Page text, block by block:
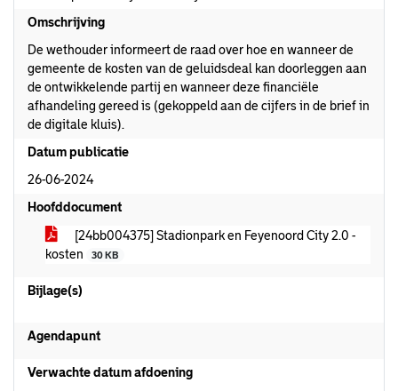
Omschrijving
De wethouder informeert de raad over hoe en wanneer de
gemeente de kosten van de geluidsdeal kan doorleggen aan
de ontwikkelende partij en wanneer deze financiële
afhandeling gereed is (gekoppeld aan de cijfers in de brief in
de digitale kluis).
Datum publicatie
26-06-2024
Hoofddocument
[24bb004375] Stadionpark en Feyenoord City 2.0 -
kosten
30 KB
Bijlage(s)
Agendapunt
Verwachte datum afdoening